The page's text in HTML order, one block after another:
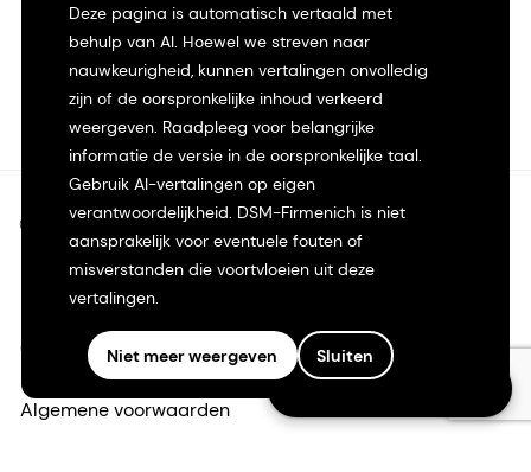
Follow us on LinkedIn
Deze pagina is automatisch vertaald met
behulp van AI. Hoewel we streven naar
nauwkeurigheid, kunnen vertalingen onvolledig
zijn of de oorspronkelijke inhoud verkeerd
weergeven. Raadpleeg voor belangrijke
informatie de versie in de oorspronkelijke taal.
Gebruik AI-vertalingen op eigen
verantwoordelijkheid. DSM-Firmenich is niet
aansprakelijk voor eventuele fouten of
misverstanden die voortvloeien uit deze
vertalingen.
Niet meer weergeven Sluiten
©2026 dsm-firmenich. Alle rechten voorbehouden.
Privacyverklaring
Gebruiksvoorwaarden
Algemene voorwaarden